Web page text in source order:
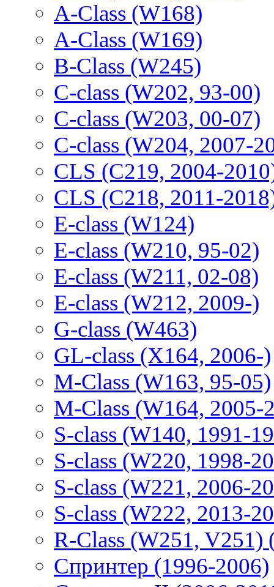
A-Class (W168)
A-Class (W169)
B-Class (W245)
C-class (W202, 93-00)
C-class (W203, 00-07)
C-class (W204, 2007-
CLS (C219, 2004-
CLS (C218, 2011-
E-class (W124)
E-class (W210, 95-02)
E-class (W211, 02-08)
E-class (W212, 2009-)
G-class (W463)
GL-class (X164, 2006-)
M-Class (W163, 95-05)
M-Class (W164, 2005-
S-class (W140, 1991-
S-class (W220, 1998-
S-class (W221, 2006-
S-class (W222, 2013-
R-Class (W251, V251)
Спринтер (1996-2006)